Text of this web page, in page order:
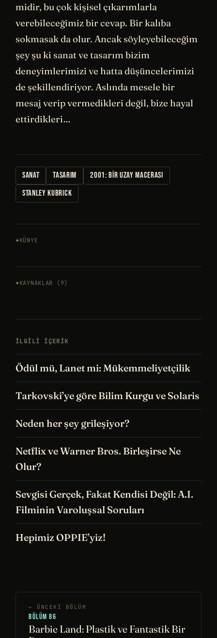
midir, bu çok kişisel çıkarımlarla
verebileceğimiz bir cevap. Bir kalıba
sokmasak da olur. Ancak söyleyebileceğim
şey şu ki sanat ve tasarım bizim
deneyimlerimizi ve hatta düşüncelerimizi
de şekillendiriyor. Aslında mesele bir
mesaj verip vermedikleri değil, bize hayal
ettirdikleri…
SANAT TASARIM
2001: BIR UZAY MACERASI
STANLEY KUBRICK
KÜNYE
KAYNAKLAR (9)
İLGILI IÇERIK
Ödül mü, Lanet mi: Mükemmeliyetçilik
Tarkovski’ye göre Bilim Kurgu ve Solaris
Neden her şey grileşiyor?
Netflix ve Warner Bros. Birleşirse Ne
Olur?
Sevgisi Gerçek, Fakat Kendisi Değil: A.I.
Filminin Varoluşsal Soruları
Hepimiz OPPIE’yiz!
← ÖNCEKI BÖLÜM
BÖLÜM 86
Barbie Land: Plastik ve Fantastik Bir